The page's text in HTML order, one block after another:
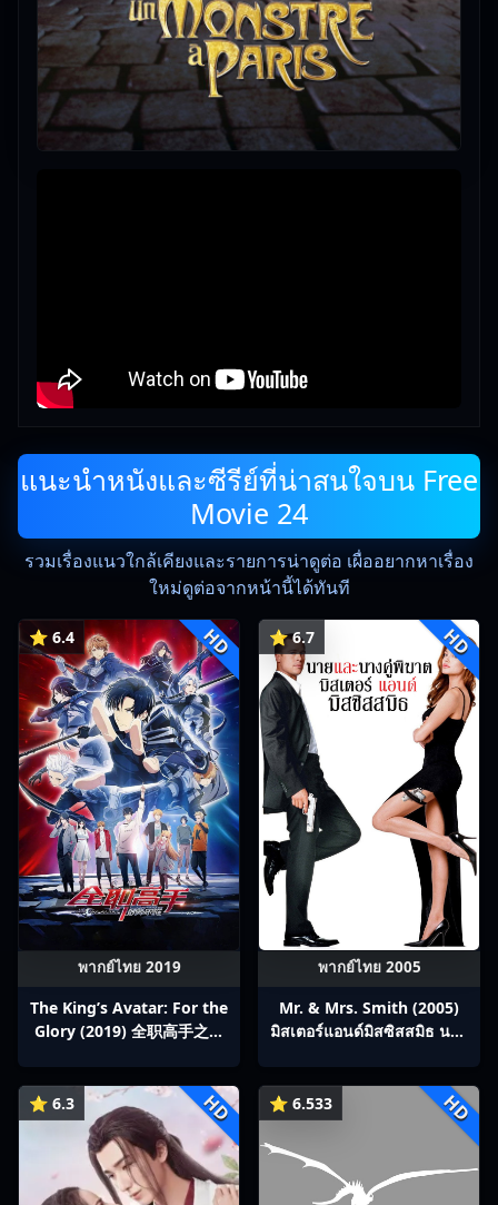
แนะนำหนังและซีรีย์ที่น่าสนใจบน Free
Movie 24
รวมเรื่องแนวใกล้เคียงและรายการน่าดูต่อ เผื่ออยากหาเรื่อง
ใหม่ดูต่อจากหน้านี้ได้ทันที
⭐ 6.4 HD
พากย์ไทย 2019
The King’s Avatar: For the
Glory (2019) 全职高手之巅
⭐ 6.7 HD
พากย์ไทย 2005
Mr. & Mrs. Smith (2005)
มิสเตอร์แอนด์มิสซิสสมิธ นาย
⭐ 6.3 HD ⭐ 6.533 HD